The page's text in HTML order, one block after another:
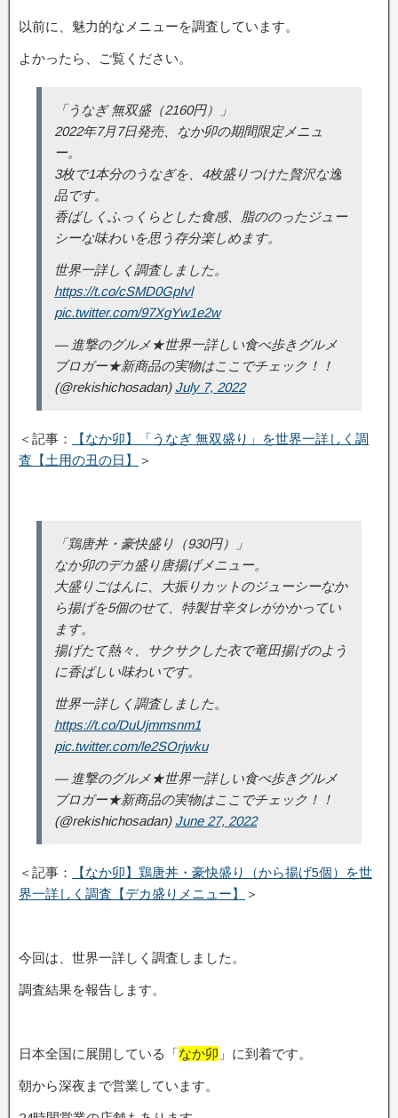
以前に、魅力的なメニューを調査しています。
よかったら、ご覧ください。
「うなぎ 無双盛（2160円）」
2022年7月7日発売、なか卯の期間限定メニュ
ー。
3枚で1本分のうなぎを、4枚盛りつけた贅沢な逸
品です。
香ばしくふっくらとした食感、脂ののったジュー
シーな味わいを思う存分楽しめます。
世界一詳しく調査しました。
https://t.co/cSMD0GpIvl
pic.twitter.com/97XgYw1e2w
— 進撃のグルメ★世界一詳しい食べ歩きグルメ
ブロガー★新商品の実物はここでチェック！！
(@rekishichosadan) July 7, 2022
＜記事：
【なか卯】「うなぎ 無双盛り」を世界一詳しく調
査【土用の丑の日】
＞
「鶏唐丼・豪快盛り（930円）」
なか卯のデカ盛り唐揚げメニュー。
大盛りごはんに、大振りカットのジューシーなか
ら揚げを5個のせて、特製甘辛タレがかかってい
ます。
揚げたて熱々、サクサクした衣で竜田揚げのよう
に香ばしい味わいです。
世界一詳しく調査しました。
https://t.co/DuUjmmsnm1
pic.twitter.com/le2SOrjwku
— 進撃のグルメ★世界一詳しい食べ歩きグルメ
ブロガー★新商品の実物はここでチェック！！
(@rekishichosadan) June 27, 2022
＜記事：
【なか卯】鶏唐丼・豪快盛り（から揚げ5個）を世
界一詳しく調査【デカ盛りメニュー】
＞
今回は、世界一詳しく調査しました。
調査結果を報告します。
日本全国に展開している「なか卯 」に到着です。
朝から深夜まで営業しています。